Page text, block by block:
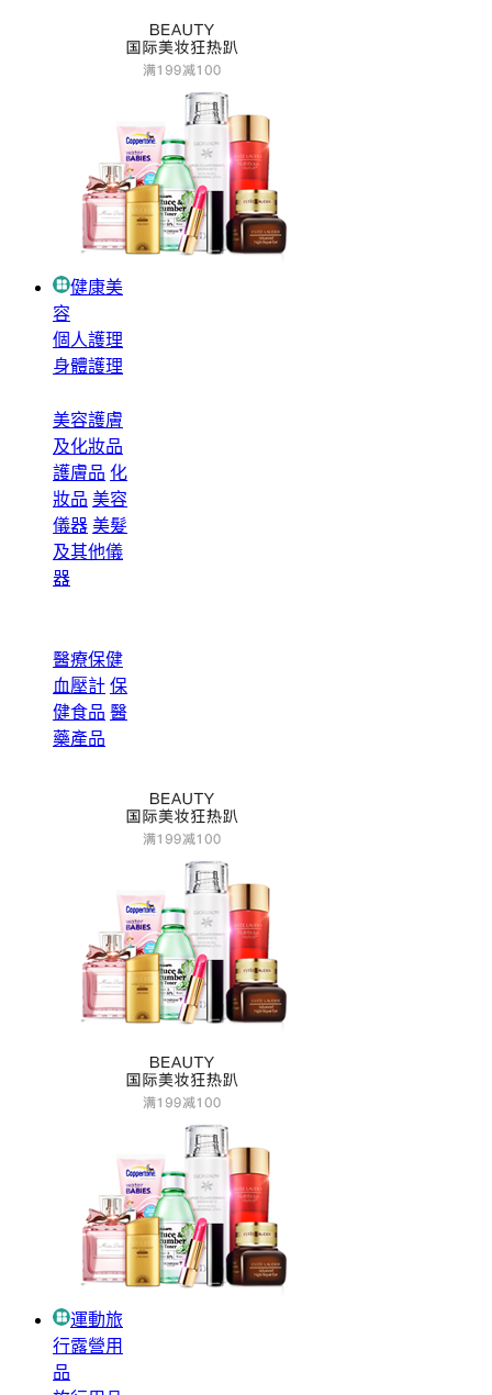
健康美
容
個人護理
身體護理
美容護膚
及化妝品
護膚品 化
妝品 美容
儀器 美髮
及其他儀
器
醫療保健
血壓計 保
健食品 醫
藥產品
運動旅
行露營用
品